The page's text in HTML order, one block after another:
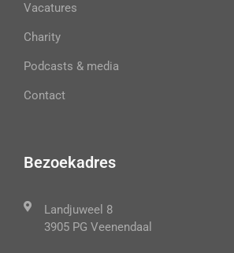
Vacatures
Charity
Podcasts & media
Contact
Bezoekadres
Landjuweel 8
3905 PG Veenendaal